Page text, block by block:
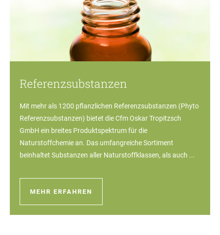
Referenzsubstanzen
Mit mehr als 1200 pflanzlichen Referenzsubstanzen (Phyto
Referenzsubstanzen) bietet die Cfm Oskar Tropitzsch
GmbH ein breites Produktspektrum für die
Naturstoffchemie an. Das umfangreiche Sortiment
beinhaltet Substanzen aller Naturstoffklassen, als auch ...
MEHR ERFAHREN